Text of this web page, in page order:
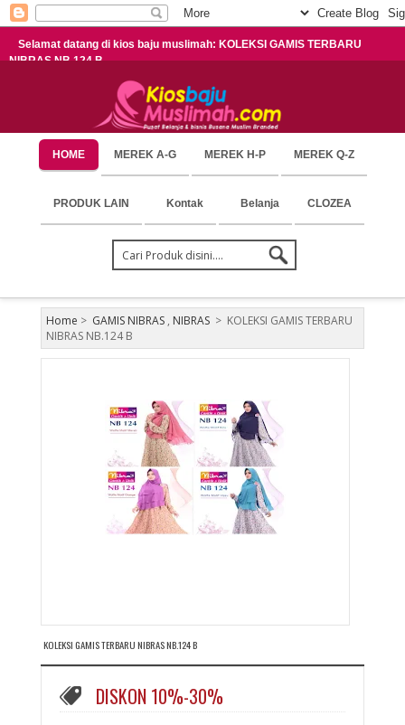
Selamat datang di kios baju muslimah: KOLEKSI GAMIS TERBARU
NIBRAS NB.124 B
HOME MEREK A-G MEREK H-P MEREK Q-Z
PRODUK LAIN Kontak Belanja CLOZEA
Home > GAMIS NIBRAS, NIBRAS > KOLEKSI GAMIS TERBARU
NIBRAS NB.124 B
KOLEKSI GAMIS TERBARU NIBRAS NB.124 B
DISKON 10%-30%